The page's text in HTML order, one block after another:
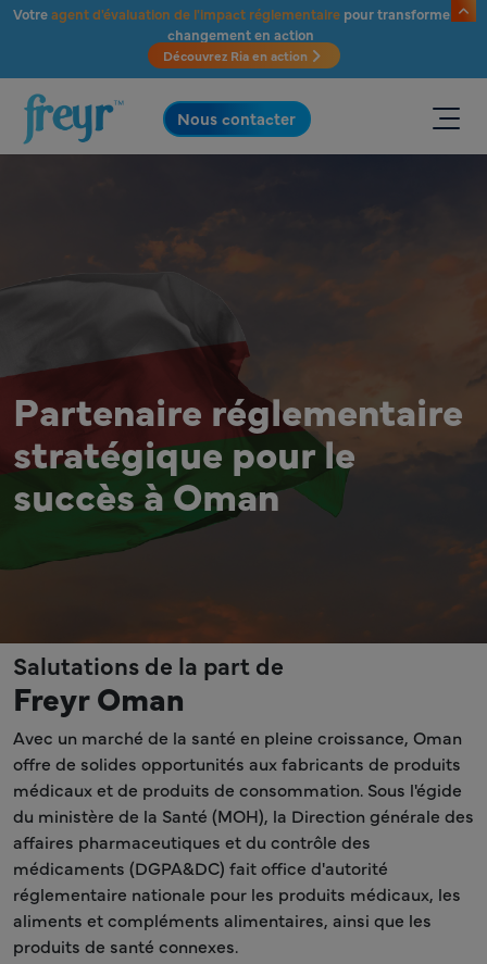
Passer au contenu principal
Votreagent d'évaluation de l'impact réglementairepour transformer le
changement en action
Découvrez Ria en action
.
Nous contacter
Partenaire réglementaire
stratégique pour le
succès à Oman
Salutations de la part de
Freyr Oman
Avec un marché de la santé en pleine croissance, Oman
offre de solides opportunités aux fabricants de produits
médicaux et de produits de consommation. Sous l'égide
du ministère de la Santé (MOH), la Direction générale des
affaires pharmaceutiques et du contrôle des
médicaments (DGPA&DC) fait office d'autorité
réglementaire nationale pour les produits médicaux, les
aliments et compléments alimentaires, ainsi que les
produits de santé connexes.